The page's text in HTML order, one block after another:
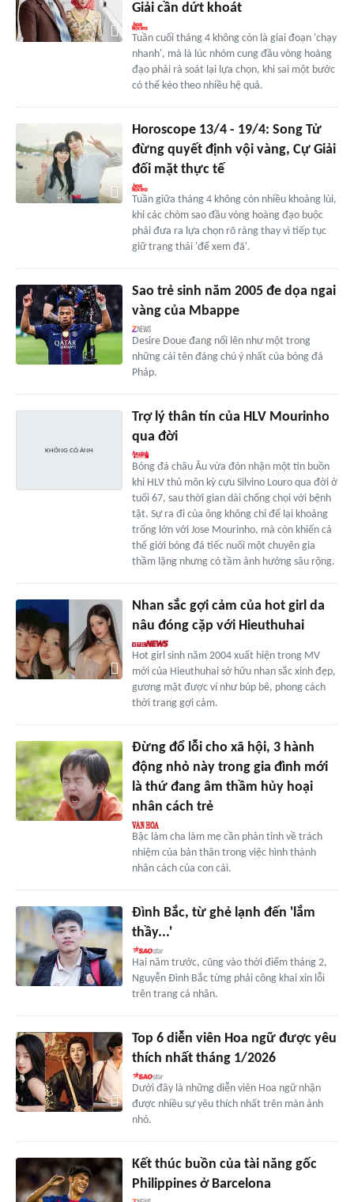
Giải cần dứt khoát
Tuần cuối tháng 4 không còn là giai đoạn 'chạy
nhanh', mà là lúc nhóm cung đầu vòng hoàng
đạo phải rà soát lại lựa chọn, khi sai một bước
có thể kéo theo nhiều hệ quả.
Horoscope 13/4 - 19/4: Song Tử
đừng quyết định vội vàng, Cự Giải
đối mặt thực tế
Tuần giữa tháng 4 không còn nhiều khoảng lùi,
khi các chòm sao đầu vòng hoàng đạo buộc
phải đưa ra lựa chọn rõ ràng thay vì tiếp tục
giữ trạng thái 'để xem đã'.
Sao trẻ sinh năm 2005 đe dọa ngai
vàng của Mbappe
Desire Doue đang nổi lên như một trong
những cái tên đáng chú ý nhất của bóng đá
Pháp.
Trợ lý thân tín của HLV Mourinho
qua đời
Bóng đá châu Âu vừa đón nhận một tin buồn
khi HLV thủ môn kỳ cựu Silvino Louro qua đời ở
tuổi 67, sau thời gian dài chống chọi với bệnh
tật. Sự ra đi của ông không chỉ để lại khoảng
trống lớn với Jose Mourinho, mà còn khiến cả
thế giới bóng đá tiếc nuối một chuyên gia
thầm lặng nhưng có tầm ảnh hưởng sâu rộng.
Nhan sắc gợi cảm của hot girl da
nâu đóng cặp với Hieuthuhai
Hot girl sinh năm 2004 xuất hiện trong MV
mới của Hieuthuhai sở hữu nhan sắc xinh đẹp,
gương mặt được ví như búp bê, phong cách
thời trang gợi cảm.
Đừng đổ lỗi cho xã hội, 3 hành
động nhỏ này trong gia đình mới
là thứ đang âm thầm hủy hoại
nhân cách trẻ
Bậc làm cha làm mẹ cần phản tỉnh về trách
nhiệm của bản thân trong việc hình thành
nhân cách của con cái.
Đình Bắc, từ ghẻ lạnh đến 'lắm
thầy...'
Hai năm trước, cũng vào thời điểm tháng 2,
Nguyễn Đình Bắc từng phải công khai xin lỗi
trên trang cá nhân.
Top 6 diễn viên Hoa ngữ được yêu
thích nhất tháng 1/2026
Dưới đây là những diễn viên Hoa ngữ nhận
được nhiều sự yêu thích nhất trên màn ảnh
nhỏ.
Kết thúc buồn của tài năng gốc
Philippines ở Barcelona